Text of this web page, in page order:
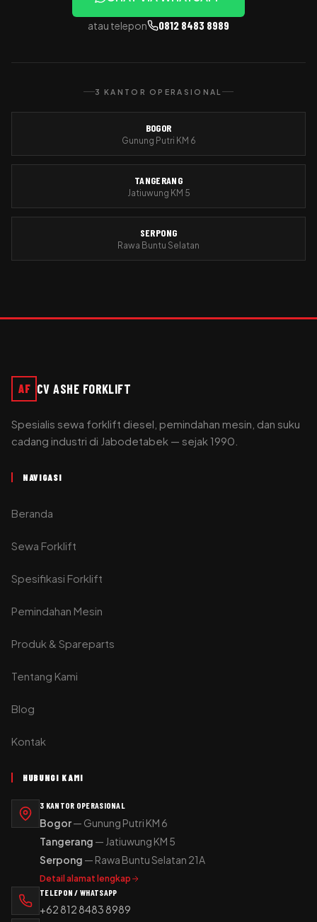
atau telepon 0812 8483 8989
3 KANTOR OPERASIONAL
BOGOR
Gunung Putri KM 6
TANGERANG
Jatiuwung KM 5
SERPONG
Rawa Buntu Selatan
AF CV ASHE FORKLIFT
Spesialis sewa forklift diesel, pemindahan mesin, dan suku
cadang industri di Jabodetabek — sejak 1990.
NAVIGASI
Beranda
Sewa Forklift
Spesifikasi Forklift
Pemindahan Mesin
Produk & Spareparts
Tentang Kami
Blog
Kontak
HUBUNGI KAMI
3 KANTOR OPERASIONAL
Bogor— Gunung Putri KM 6
Tangerang — Jatiuwung KM 5
Serpong — Rawa Buntu Selatan 21A
Detail alamat lengkap
TELEPON / WHATSAPP
+62 812 8483 8989